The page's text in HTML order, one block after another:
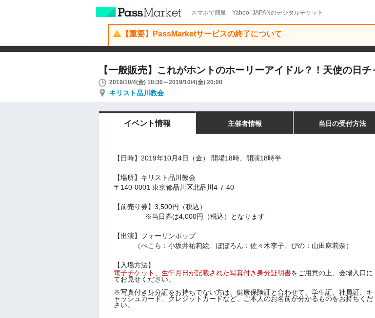
スマホで簡単 Yahoo! JAPANのデジタルチケット
【重要】PassMarketサービスの終了について
【一般販売】これがホントのホーリーアイドル？！天使の日
2019/10/4(金) 18:30～2019/10/4(金) 20:00
キリスト品川教会
イベント情報 主催者情報 当日の受付方法
【日時】2019年10月4日（金） 開場18時、開演18時半
【場所】キリスト品川教会
〒140-0001 東京都品川区北品川4-7-40
【前売り券】3,500円（税込）
※当日券は4,000円（税込）となります
【出演】フォーリンポップ
（ぺこら：小坂井祐莉絵、ぽぽろん：佐々木李子、ぴの：山田麻莉奈）
【入場方法】
電子チケット、生年月日が記載された写真付き身分証明書をご用意の上、会場入口に
てお見せください。
※写真付き身分証をお持ちでない方は、健康保険証と合わせて、学生証、社員証、キ
ャッシュカード、クレジットカードなど、ご本人のお名前が分かるものをお持ちくだ
さい。